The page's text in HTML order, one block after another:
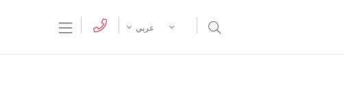
Menu Open Search Menu
عربي